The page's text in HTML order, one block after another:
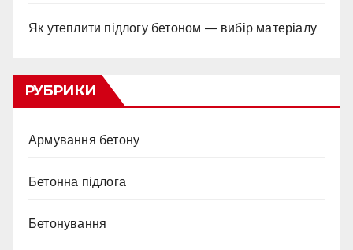
Як утеплити підлогу бетоном — вибір матеріалу
РУБРИКИ
Армування бетону
Бетонна підлога
Бетонування